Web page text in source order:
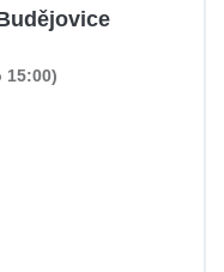
15:00)